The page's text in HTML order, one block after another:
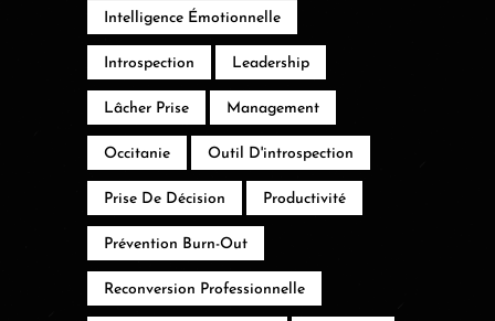
Intelligence Émotionnelle
Introspection Leadership
Lâcher Prise Management
Occitanie Outil D'introspection
Prise De Décision Productivité
Prévention Burn-Out
Reconversion Professionnelle